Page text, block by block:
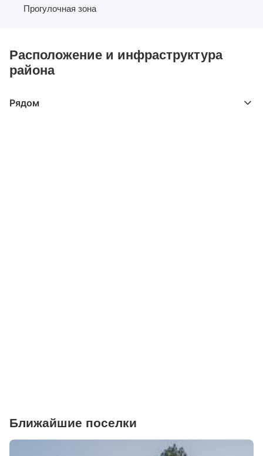
Прогулочная зона
Расположение и инфраструктура
района
Рядом
Ближайшие поселки